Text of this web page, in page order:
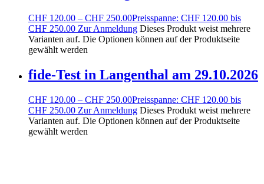
CHF 120.00 – CHF 250.00Preisspanne: CHF 120.00 bis
CHF 250.00 Zur Anmeldung Dieses Produkt weist mehrere
Varianten auf. Die Optionen können auf der Produktseite
gewählt werden
fide-Test in Langenthal am 29.10.2026
CHF 120.00 – CHF 250.00Preisspanne: CHF 120.00 bis
CHF 250.00 Zur Anmeldung Dieses Produkt weist mehrere
Varianten auf. Die Optionen können auf der Produktseite
gewählt werden